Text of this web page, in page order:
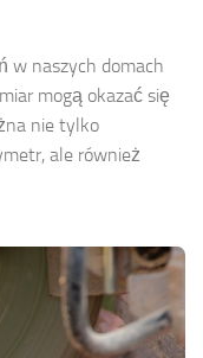
w naszych domach
mogą okazać się
nie tylko
ale również